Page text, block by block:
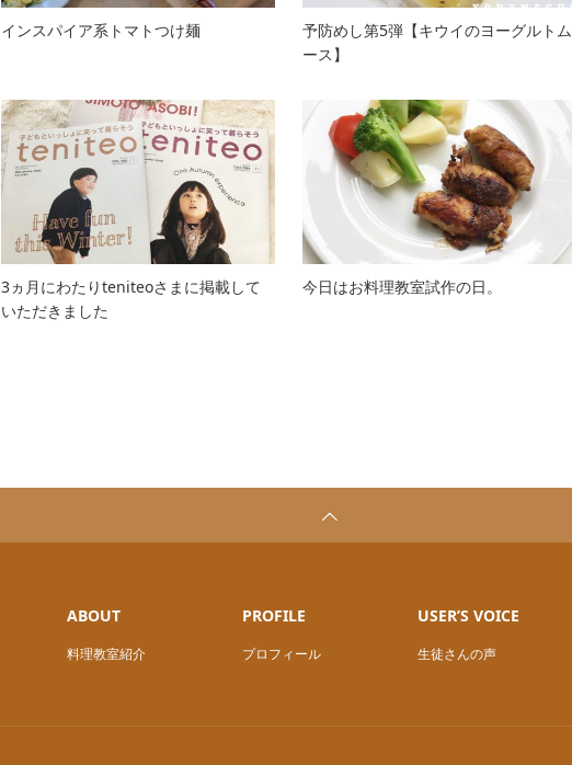
インスパイア系トマトつけ麺
予防めし第5弾【キウイのヨーグルトム
ース】
3ヵ月にわたりteniteoさまに掲載して
いただきました
今日はお料理教室試作の日。
ABOUT
料理教室紹介
PROFILE
プロフィール
USER’S VOICE
生徒さんの声